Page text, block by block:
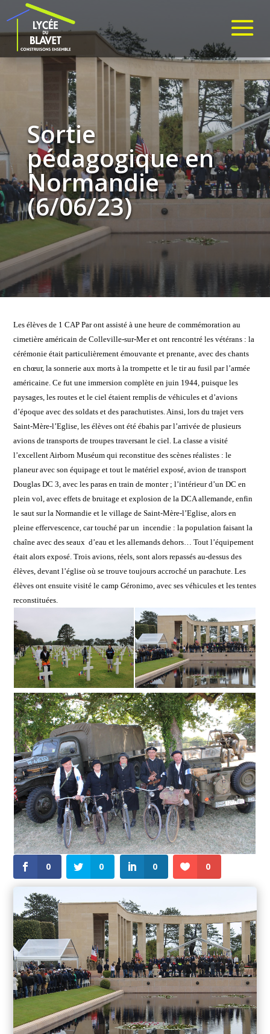
Sortie
pédagogique en
Normandie
(6/06/23)
Les élèves de 1 CAP Par ont assisté à une heure de commémoration au
cimetière américain de Colleville-sur-Mer et ont rencontré les vétérans : la
cérémonie était particulièrement émouvante et prenante, avec des chants
en chœur, la sonnerie aux morts à la trompette et le tir au fusil par l’armée
américaine. Ce fut une immersion complète en juin 1944, puisque les
paysages, les routes et le ciel étaient remplis de véhicules et d’avions
d’époque avec des soldats et des parachutistes. Ainsi, lors du trajet vers
Saint-Mère-l’Eglise, les élèves ont été ébahis par l’arrivée de plusieurs
avions de transports de troupes traversant le ciel. La classe a visité
l’excellent Airborn Muséum qui reconstitue des scènes réalistes : le
planeur avec son équipage et tout le matériel exposé, avion de transport
Douglas DC 3, avec les paras en train de monter ; l’intérieur d’un DC en
plein vol, avec effets de bruitage et explosion de la DCA allemande, enfin
le saut sur la Normandie et le village de Saint-Mère-l’Eglise, alors en
pleine effervescence, car touché par un incendie : la population faisant la
chaîne avec des seaux d’eau et les allemands dehors… Tout l’équipement
était alors exposé. Trois avions, réels, sont alors repassés au-dessus des
élèves, devant l’église où se trouve toujours accroché un parachute. Les
élèves ont ensuite visité le camp Géronimo, avec ses véhicules et les tentes
reconstituées.
0 0 0 0